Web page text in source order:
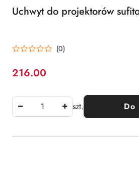
Uchwyt do projektorów
(0)
Cena:
216.00
szt. Do